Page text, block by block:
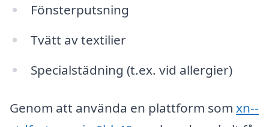
Fönsterputsning
Tvätt av textilier
Specialstädning (t.ex. vid allergier)
Genom att använda en plattform som xn--